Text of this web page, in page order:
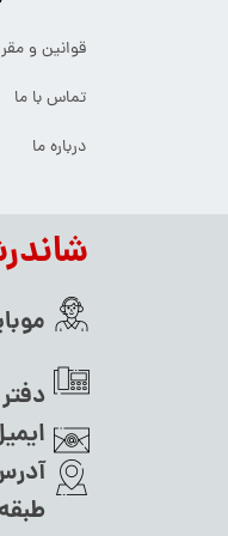
دفتر
طبقه
قوانین و
تماس با ما
درباره ما